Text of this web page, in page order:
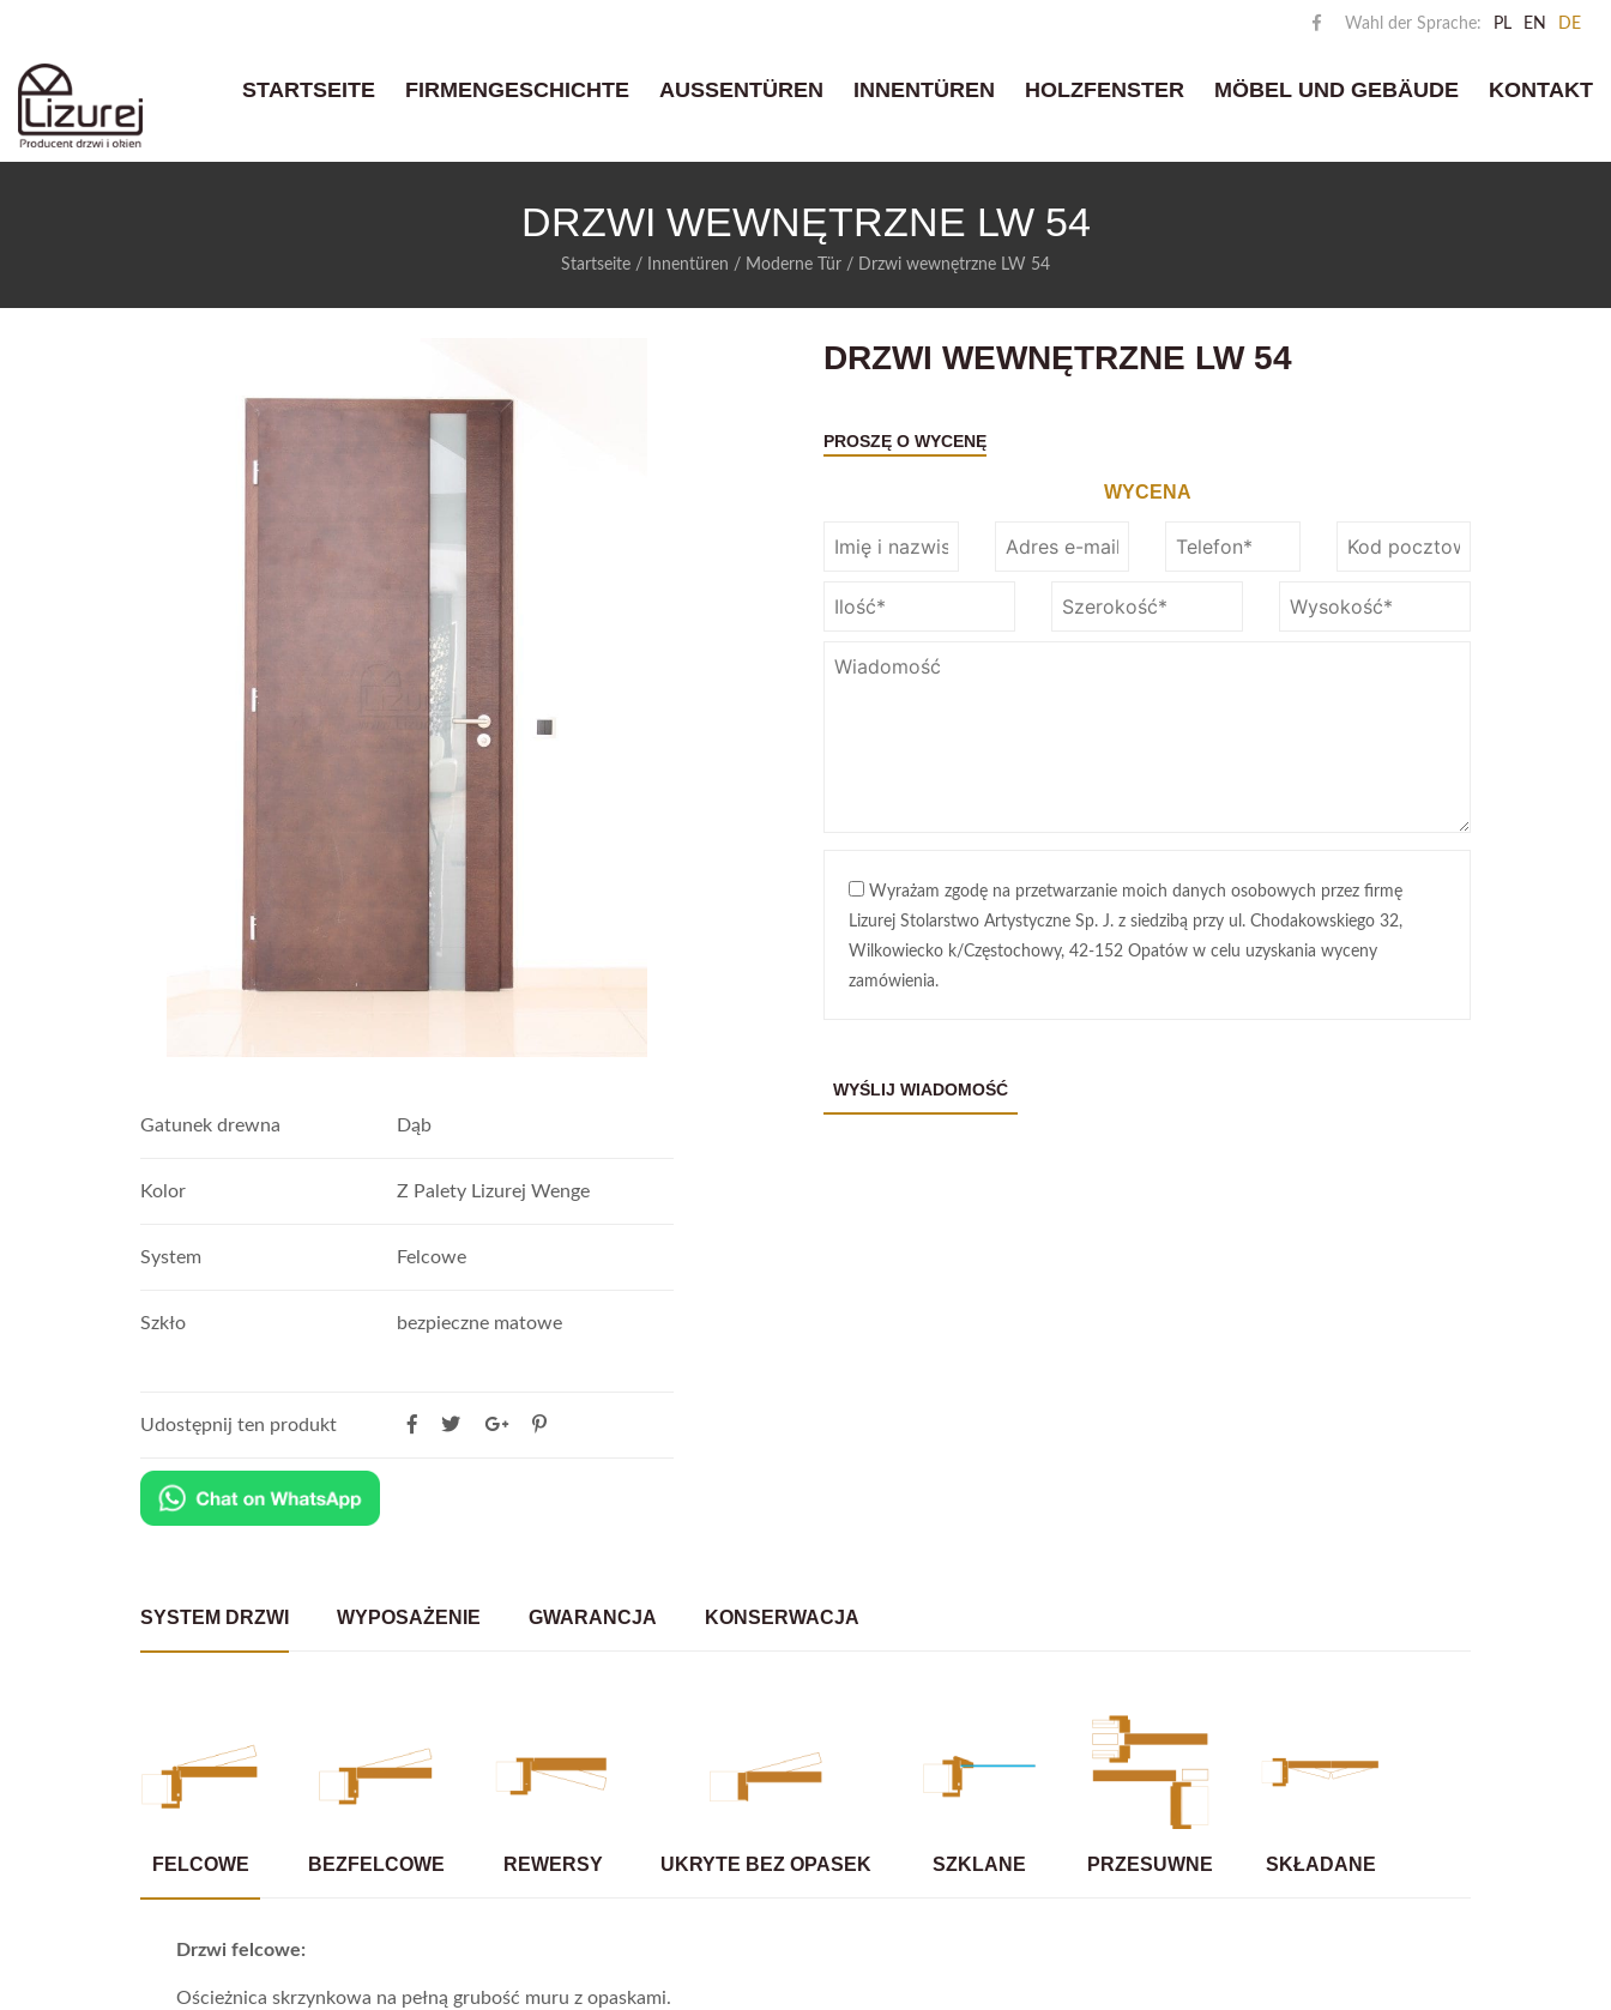
Wahl der Sprache: PL EN DE
STARTSEITE FIRMENGESCHICHTE AUSSENTÜREN INNENTÜREN HOLZFENSTER MÖBEL UND GEBÄUDE KONTAKT
DRZWI WEWNĘTRZNE LW 54
Startseite / Innentüren / Moderne Tür / Drzwi wewnętrzne LW 54
Gatunek drewna Dąb
Kolor Z Palety Lizurej Wenge
System Felcowe
Szkło bezpieczne matowe
Udostępnij ten produkt
DRZWI WEWNĘTRZNE LW 54
PROSZĘ O WYCENĘ
WYCENA
Wyrażam zgodę na przetwarzanie moich danych osobowych przez firmę
Lizurej Stolarstwo Artystyczne Sp. J. z siedzibą przy ul. Chodakowskiego 32,
Wilkowiecko k/Częstochowy, 42-152 Opatów w celu uzyskania wyceny
zamówienia.
SYSTEM DRZWI WYPOSAŻENIE GWARANCJA KONSERWACJA
FELCOWE BEZFELCOWE REWERSY UKRYTE BEZ OPASEK SZKLANE PRZESUWNE SKŁADANE
Drzwi felcowe:
Ościeżnica skrzynkowa na pełną grubość muru z opaskami.